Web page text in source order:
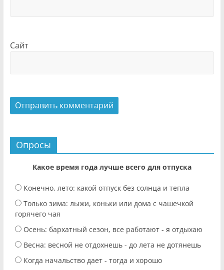
Сайт
Опросы
Какое время года лучше всего для отпуска
Конечно, лето: какой отпуск без солнца и тепла
Только зима: лыжи, коньки или дома с чашечкой
горячего чая
Осень: бархатный сезон, все работают - я отдыхаю
Весна: весной не отдохнешь - до лета не дотянешь
Когда начальство дает - тогда и хорошо